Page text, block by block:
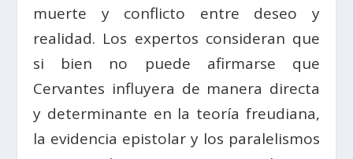
muerte y conflicto entre deseo y
realidad. Los expertos consideran que
si bien no puede afirmarse que
Cervantes influyera de manera directa
y determinante en la teoría freudiana,
la evidencia epistolar y los paralelismos